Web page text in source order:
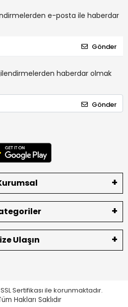
e-posta ile haberdar
Gönder
haberdar olmak
Gönder
Ulaşın
Sertifikası ile korunmaktadır.
Hakları Saklıdır